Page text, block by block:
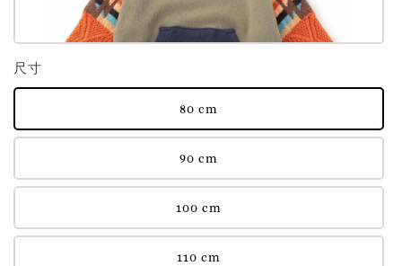
尺寸
80 cm
90 cm
100 cm
110 cm